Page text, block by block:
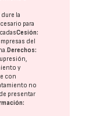
la
para
Cesión:
del
Derechos:
y
con
no
presentar